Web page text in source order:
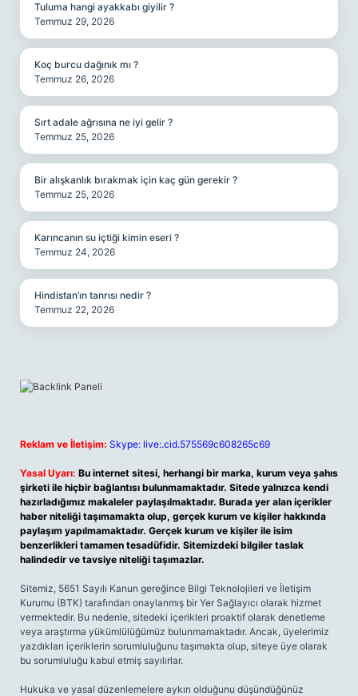
Tuluma hangi ayakkabı giyilir ?
Temmuz 29, 2026
Koç burcu dağınık mı ?
Temmuz 26, 2026
Sırt adale ağrısına ne iyi gelir ?
Temmuz 25, 2026
Bir alışkanlık bırakmak için kaç gün gerekir ?
Temmuz 25, 2026
Karıncanın su içtiği kimin eseri ?
Temmuz 24, 2026
Hindistan’ın tanrısı nedir ?
Temmuz 22, 2026
Reklam ve İletişim: Skype: live:.cid.575569c608265c69
Yasal Uyarı: Bu internet sitesi, herhangi bir marka, kurum veya şahıs
şirketi ile hiçbir bağlantısı bulunmamaktadır. Sitede yalnızca kendi
hazırladığımız makaleler paylaşılmaktadır. Burada yer alan içerikler
haber niteliği taşımamakta olup, gerçek kurum ve kişiler hakkında
paylaşım yapılmamaktadır. Gerçek kurum ve kişiler ile isim
benzerlikleri tamamen tesadüfidir. Sitemizdeki bilgiler taslak
halindedir ve tavsiye niteliği taşımazlar.
Sitemiz, 5651 Sayılı Kanun gereğince Bilgi Teknolojileri ve İletişim
Kurumu (BTK) tarafından onaylanmış bir Yer Sağlayıcı olarak hizmet
vermektedir. Bu nedenle, sitedeki içerikleri proaktif olarak denetleme
veya araştırma yükümlülüğümüz bulunmamaktadır. Ancak, üyelerimiz
yazdıkları içeriklerin sorumluluğunu taşımakta olup, siteye üye olarak
bu sorumluluğu kabul etmiş sayılırlar.
Hukuka ve yasal düzenlemelere aykırı olduğunu düşündüğünüz